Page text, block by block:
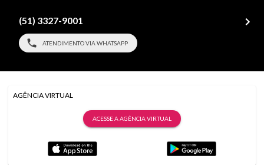
(51) 3327-9001
ATENDIMENTO VIA WHATSAPP
AGÊNCIA VIRTUAL
ACESSE A AGÊNCIA VIRTUAL